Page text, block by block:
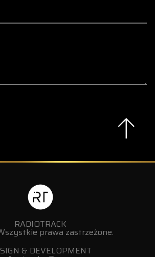
RADIOTRACK
prawa zastrzeżone.
& DEVELOPMENT